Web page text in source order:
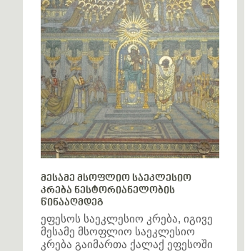
მესამე მსოფლიო საეკლესიო
კრება ნესტორიანელობის
წინააღმდეგ
ეფესოს საეკლესიო კრება, იგივე
მესამე მსოფლიო საეკლესიო
კრება გაიმართა ქალაქ ეფესოში